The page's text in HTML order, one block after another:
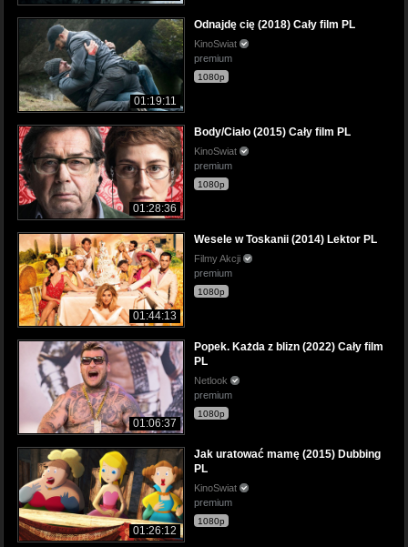
01:19:11
Odnajdę cię (2018) Cały film PL
KinoSwiat
premium
1080p
01:28:36
Body/Ciało (2015) Cały film PL
KinoSwiat
premium
1080p
01:44:13
Wesele w Toskanii (2014) Lektor PL
Filmy Akcji
premium
1080p
01:06:37
Popek. Każda z blizn (2022) Cały film
PL
Netlook
premium
1080p
01:26:12
Jak uratować mamę (2015) Dubbing
PL
KinoSwiat
premium
1080p